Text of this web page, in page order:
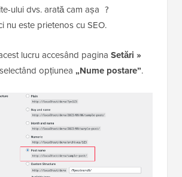
ului dvs. arată cam așa
?
nu este prietenos cu SEO.
lucru accesând pagina Setări »
opțiunea „Nume postare”.